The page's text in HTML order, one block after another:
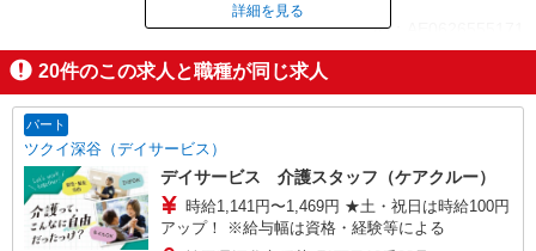
ID：AE0626555171
掲載期間終了
詳細を見る
20件のこの求人と職種が同じ求人
パート
ツクイ深谷（デイサービス）
デイサービス 介護スタッフ（ケアクルー）
時給1,141円〜1,469円 ★土・祝日は時給100円
アップ！ ※給与幅は資格・経験等による